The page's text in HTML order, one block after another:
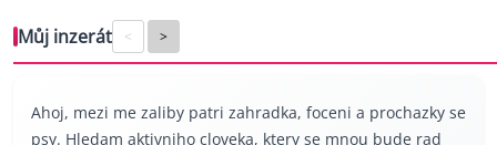
Můj inzerát < >
Ahoj, mezi me zaliby patri zahradka, foceni a prochazky se
psy. Hledam aktivniho cloveka, ktery se mnou bude rad